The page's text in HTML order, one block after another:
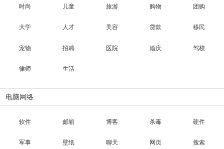
时尚 儿童 旅游 购物 团购
大学 人才 美容 贷款 移民
宠物 招聘 医院 婚庆 驾校
律师 生活
电脑网络
软件 邮箱 博客 杀毒 硬件
军事 壁纸 聊天 网页 搜索